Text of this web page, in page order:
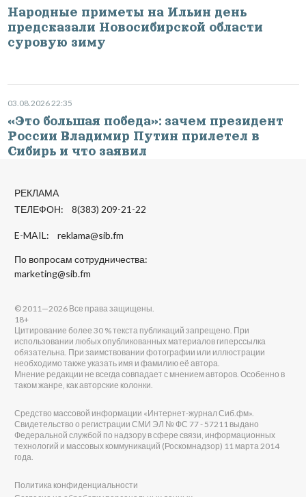
Народные приметы на Ильин день
предсказали Новосибирской области
суровую зиму
03.08.2026 22:35
«Это большая победа»: зачем президент
России Владимир Путин прилетел в
Сибирь и что заявил
РЕКЛАМА
ТЕЛЕФОН: 8(383) 209-21-22
E-MAIL: reklama@sib.fm
По вопросам сотрудничества:
marketing@sib.fm
© 2011—2026 Все права защищены.
18+
Цитирование более 30 % текста публикаций запрещено. При
использовании любых опубликованных материалов гиперссылка
обязательна. При заимствовании фотографии или иллюстрации
необходимо также указать имя и фамилию её автора.
Мнение редакции не всегда совпадает с мнением авторов. Особенно в
таком жанре, как авторские колонки.
Средство массовой информации «Интернет-журнал Сиб.фм».
Свидетельство о регистрации СМИ ЭЛ № ФС 77 - 57211 выдано
Федеральной службой по надзору в сфере связи, информационных
технологий и массовых коммуникаций (Роскомнадзор) 11 марта 2014
года.
Политика конфиденциальности